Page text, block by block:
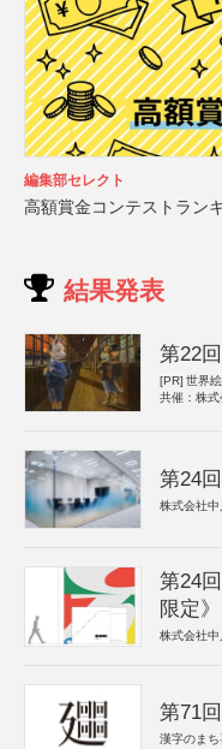
編集部セレクト
高額賞金コンテストラン
結果発表
第22
[PR] 世界
共催：株
第24
株式会社
第24
限定》
株式会社
第71
漢字のま